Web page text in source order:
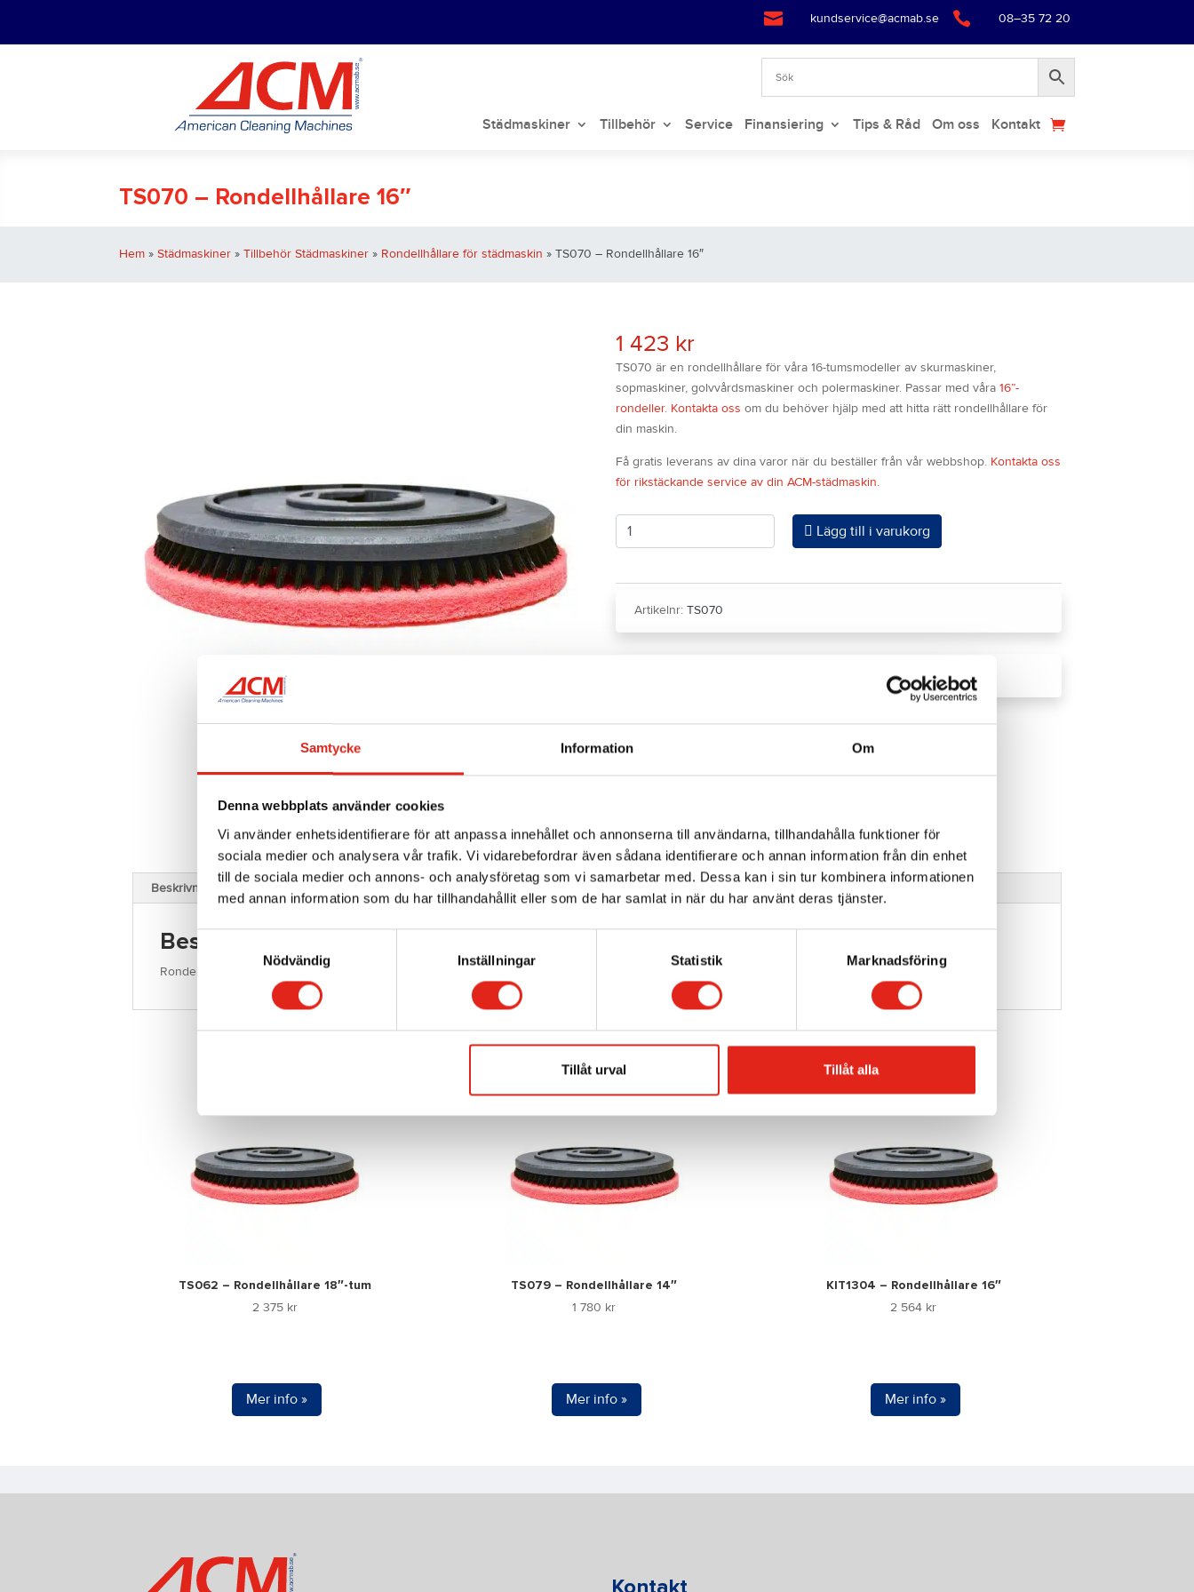
Samtycke Information Om
Denna webbplats använder cookies
Vi använder enhetsidentifierare för att anpassa innehållet och annonserna till användarna, tillhandahålla funktioner för
sociala medier och analysera vår trafik. Vi vidarebefordrar även sådana identifierare och annan information från din enhet
till de sociala medier och annons- och analysföretag som vi samarbetar med. Dessa kan i sin tur kombinera informationen
med annan information som du har tillhandahållit eller som de har samlat in när du har använt deras tjänster.
Samtyckesval
Nödvändig
Inställningar Statistik Marknadsföring
Tillåt urval Tillåt alla
 kundservice@acmab.se  08–35 72 20
Städmaskiner Tillbehör Service Finansiering Tips & Råd Om oss Kontakt
TS070 – Rondellhållare 16″
Hem »Städmaskiner »Tillbehör Städmaskiner » Rondellhållare för städmaskin » TS070 – Rondellhållare 16″
1 423 kr
TS070 är en rondellhållare för våra 16-tumsmodeller av skurmaskiner,
sopmaskiner, golvvårdsmaskiner och polermaskiner. Passar med våra 16”-
rondeller. Kontakta oss om du behöver hjälp med att hitta rätt rondellhållare för
din maskin.
Få gratis leverans av dina varor när du beställer från vår webbshop. Kontakta oss
för rikstäckande service av din ACM-städmaskin.
Antal Lägg till i varukorg
Artikelnr: TS070
Beskrivning
Beskrivning
Rondellhållare 16 tum
Relaterade produkter
TS062 – Rondellhållare 18″-tum
2 375 kr
Mer info »
TS079 – Rondellhållare 14″
1 780 kr
Mer info »
KIT1304 – Rondellhållare 16″
2 564 kr
Mer info »